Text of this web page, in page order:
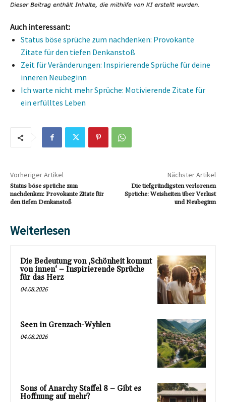
Auch interessant:
Status böse sprüche zum nachdenken: Provokante
Zitate für den tiefen Denkanstoß
Zeit für Veränderungen: Inspirierende Sprüche für deine
inneren Neubeginn
Ich warte nicht mehr Sprüche: Motivierende Zitate für
ein erfülltes Leben
Vorheriger Artikel
Status böse sprüche zum
nachdenken: Provokante Zitate für
den tiefen Denkanstoß
Nächster Artikel
Die tiefgründigsten verlorenen
Sprüche: Weisheiten über Verlust
und Neubeginn
Weiterlesen
Die Bedeutung von ‚Schönheit kommt
von innen‘ – Inspirierende Sprüche
für das Herz
04.08.2026
Seen in Grenzach-Wyhlen
04.08.2026
Sons of Anarchy Staffel 8 – Gibt es
Hoffnung auf mehr?